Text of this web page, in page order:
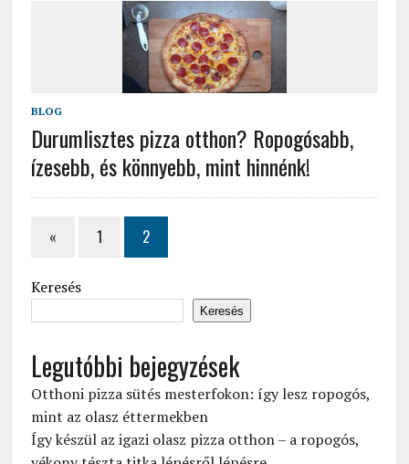
BLOG
Durumlisztes pizza otthon? Ropogósabb,
ízesebb, és könnyebb, mint hinnénk!
« 1 2
Keresés
Keresés
Legutóbbi bejegyzések
Otthoni pizza sütés mesterfokon: így lesz ropogós,
mint az olasz éttermekben
Így készül az igazi olasz pizza otthon – a ropogós,